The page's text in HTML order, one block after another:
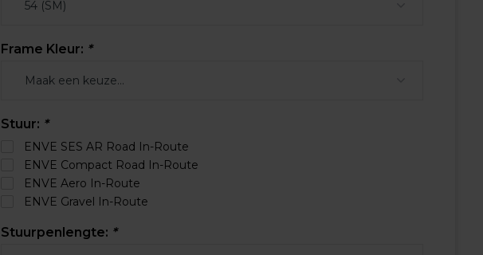
Frame Kleur: *
Stuur: *
ENVE SES AR Road In-Route
ENVE Compact Road In-Route
ENVE Aero In-Route
ENVE Gravel In-Route
Stuurpenlengte: *